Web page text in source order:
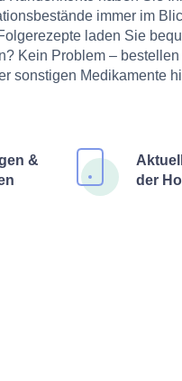
immer im
laden Sie
Kein Problem –
sonstigen Medikamente
&
der